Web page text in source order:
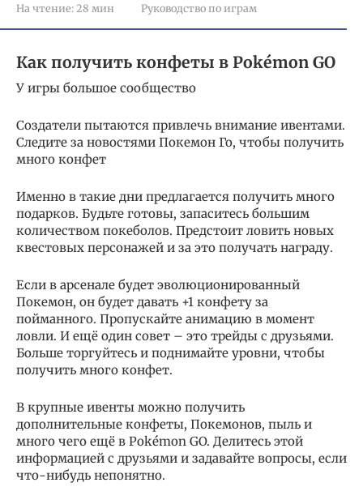
На чтение: 28 мин Руководство по играм
Как получить конфеты в Pokémon GO
У игры большое сообщество
Создатели пытаются привлечь внимание ивентами.
Следите за новостями Покемон Го, чтобы получить
много конфет
Именно в такие дни предлагается получить много
подарков. Будьте готовы, запаситесь большим
количеством покеболов. Предстоит ловить новых
квестовых персонажей и за это получать награду.
Если в арсенале будет эволюционированный
Покемон, он будет давать +1 конфету за
пойманного. Пропускайте анимацию в момент
ловли. И ещё один совет – это трейды с друзьями.
Больше торгуйтесь и поднимайте уровни, чтобы
получить много конфет.
В крупные ивенты можно получить
дополнительные конфеты, Покемонов, пыль и
много чего ещё в Pokémon GO. Делитесь этой
информацией с друзьями и задавайте вопросы, если
что-нибудь непонятно.